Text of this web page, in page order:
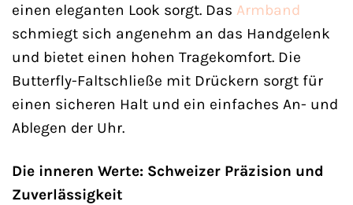
einen eleganten Look sorgt. Das Armband
schmiegt sich angenehm an das Handgelenk
und bietet einen hohen Tragekomfort. Die
Butterfly-Faltschließe mit Drückern sorgt für
einen sicheren Halt und ein einfaches An- und
Ablegen der Uhr.
Die inneren Werte: Schweizer Präzision und
Zuverlässigkeit